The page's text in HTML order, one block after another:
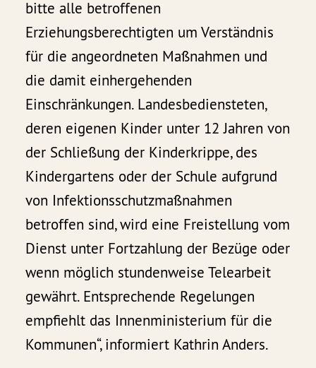
bitte alle betroffenen
Erziehungsberechtigten um Verständnis
für die angeordneten Maßnahmen und
die damit einhergehenden
Einschränkungen. Landesbediensteten,
deren eigenen Kinder unter 12 Jahren von
der Schließung der Kinderkrippe, des
Kindergartens oder der Schule aufgrund
von Infektionsschutzmaßnahmen
betroffen sind, wird eine Freistellung vom
Dienst unter Fortzahlung der Bezüge oder
wenn möglich stundenweise Telearbeit
gewährt. Entsprechende Regelungen
empfiehlt das Innenministerium für die
Kommunen“, informiert Kathrin Anders.